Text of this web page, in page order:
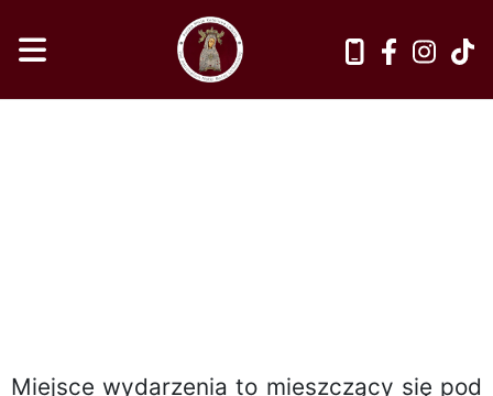
Miejsce wydarzenia to mieszczący się pod